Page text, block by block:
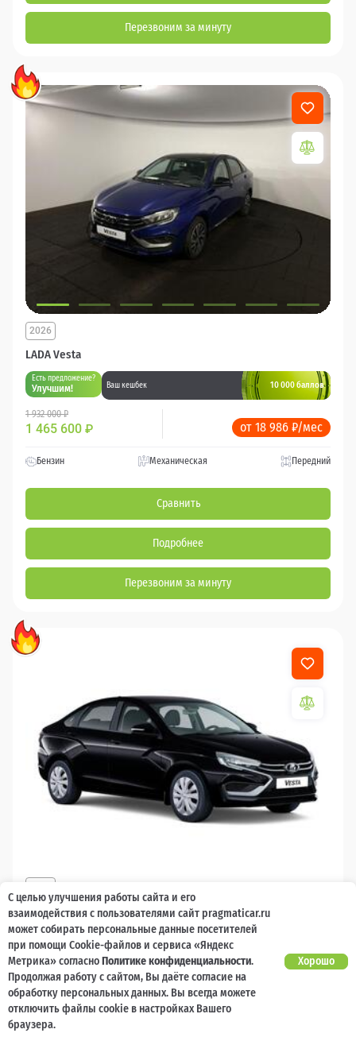
Перезвоним за минуту
LADA Vesta
2026
Есть предложение?
Улучшим! Ваш кешбек 10 000 баллов
1 932 000 ₽
1 465 600 ₽ от 18 986 ₽/мес
Бензин Механическая Передний
Сравнить
Подробнее
Перезвоним за минуту
LADA Vesta
Есть предложение?
Улучшим! Ваш кешбек
1 842 000 ₽
1 393 600₽ от 18 986 ₽/мес
Механическая
С целью улучшения работы сайта и его
взаимодействия с пользователями сайт pragmaticar.ru
может собирать персональные данные посетителей
при помощи Cookie-файлов и сервиса «Яндекс
Метрика» согласноПолитике конфиденциальности.
Продолжая работу с сайтом, Вы даёте согласие на
обработку персональных данных. Вы всегда можете
отключить файлы cookie в настройках Вашего
браузера.
Хорошо